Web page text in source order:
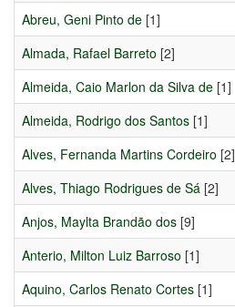
Abreu, Geni Pinto de [1]
Almada, Rafael Barreto [2]
Almeida, Caio Marlon da Silva de [1]
Almeida, Rodrigo dos Santos [1]
Alves, Fernanda Martins Cordeiro [2]
Alves, Thiago Rodrigues de Sá [2]
Anjos, Maylta Brandão dos [9]
Anterio, Milton Luiz Barroso [1]
Aquino, Carlos Renato Cortes [1]